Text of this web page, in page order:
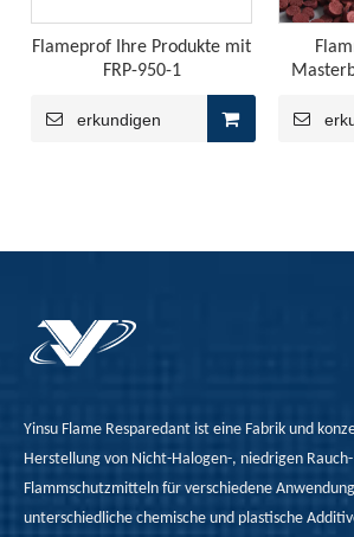
Halogenfreie Flammschutzmittel-PP
Flameprof Ihre Produkte mit
FRP-950-1
erkundigen
Yinsu Flame Resparedant ist eine Fabrik und
Herstellung von Nicht-Halogen-, niedrigen
Flammschutzmitteln für verschiedene
unterschiedliche chemische und plastische